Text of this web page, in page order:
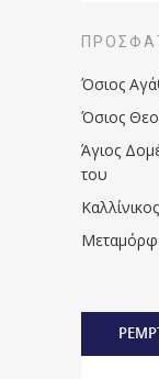
Όσιος
Όσιος
Άγιος
του